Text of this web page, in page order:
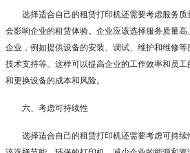
选择适合自己的租赁打印机还需要考虑服务
会影响企业的租赁体验。企业应该选择服务质量
企业，例如提供设备的安装、调试、维护和维修
技术支持等。这样可以提高企业的工作效率和员
和更换设备的成本和风险。
六、考虑可持续性
选择适合自己的租赁打印机还需要考虑可持